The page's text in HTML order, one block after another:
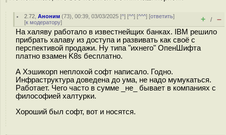
2.72 ,Аноним (73), 00:39, 03/03/2025 [^] [^^] [^^^] [ответить]
[к модератору] + / –
На халяву работало в известнейщих банках. IBM решило
прибрать халаву из доступа и развивать как своё с
перспективой продажи. Ну типа "ихнего" ОпенШифта
платно взамен K8s бесплатно.
А Хэшикорп неплохой софт написало. Годно.
Инфраструктура доведена до ума, не надо мумукаться.
Работает. Чего часто в сумме _не_ бывает в компаниях с
философией халтурки.
Хороший был софт, вот и носятся.